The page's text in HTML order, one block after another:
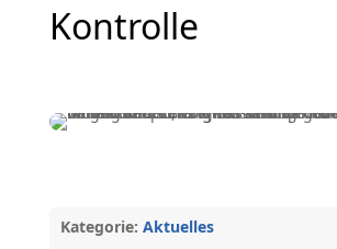
Kontrolle
Kategorie: Aktuelles